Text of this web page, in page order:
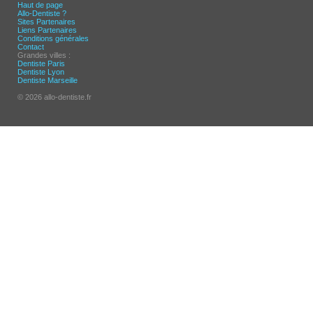
Haut de page
Allo-Dentiste ?
Sites Partenaires
Liens Partenaires
Conditions générales
Contact
Grandes villes :
Dentiste Paris
Dentiste Lyon
Dentiste Marseille
© 2026 allo-dentiste.fr